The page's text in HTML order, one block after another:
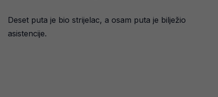
Deset puta je bio strijelac, a osam puta je bilježio
asistencije.